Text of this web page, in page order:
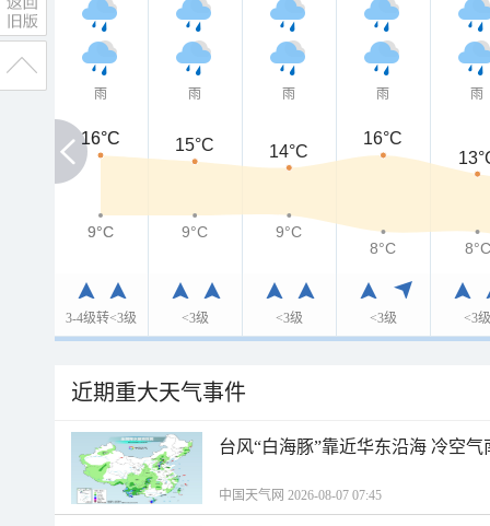
雨
3-4级转<3级
雨
<3级
雨
<3级
雨
<3级
雨
<3级
16°C
16°C 15°C 14°C
16°C
9°C
9°C 9°C
9°C
8°C
8°C
近期重大天气事件
台风“白海豚”靠近华东沿海 冷空
中国天气网 2026-08-07 07:45